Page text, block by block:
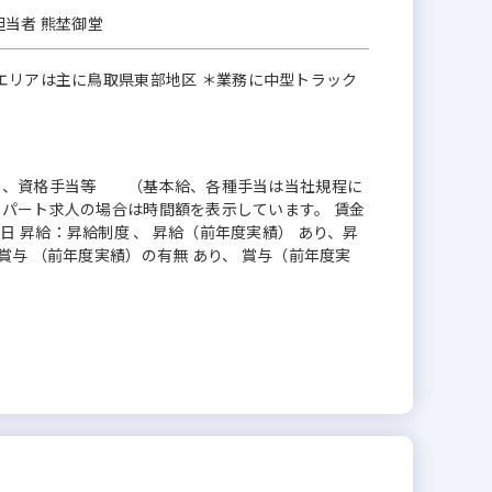
者 熊埜御堂
アは主に鳥取県東部地区 ＊業務に中型トラック
、資格手当等 （基本給、各種手当は当社規程に
ート求人の場合は時間額を表示しています。 賃金
昇給：昇給制度 、 昇給（前年度実績） あり、昇
（前年度実績）の有無 あり、 賞与（前年度実